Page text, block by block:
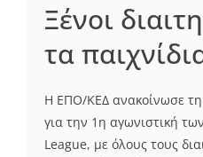
Ξένοι
τα
Η ΕΠΟ/ΚΕΔ ανακοίνωσε
για την 1η αγωνιστική
League, με όλους τους